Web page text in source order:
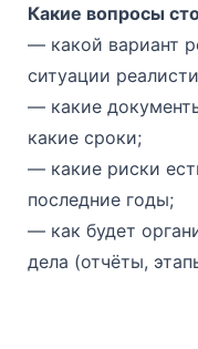
Какие вопросы
— какой вариант
ситуации
— какие
какие сроки;
— какие риски
последние годы;
— как будет
дела (отчёты,